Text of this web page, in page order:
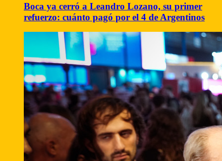
Boca ya cerró a Leandro Lozano, su primer
refuerzo: cuánto pagó por el 4 de Argentinos